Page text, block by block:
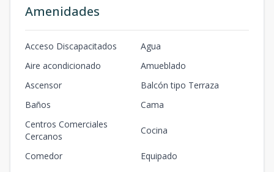
Amenidades
Acceso Discapacitados
Agua
Aire acondicionado
Amueblado
Ascensor
Balcón tipo Terraza
Baños
Cama
Centros Comerciales
Cercanos
Cocina
Comedor
Equipado